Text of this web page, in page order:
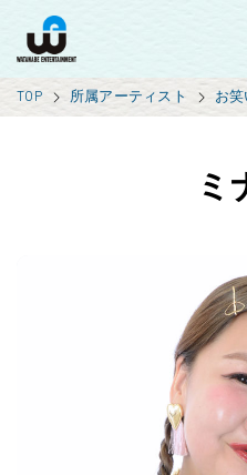
TOP 所属アーティスト お笑
ミ